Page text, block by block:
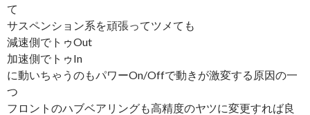
て
サスペンション系を頑張ってツメても
減速側でトゥOut
加速側でトゥIn
に動いちゃうのもパワーOn/Offで動きが激変する原因の一
つ
フロントのハブベアリングも高精度のヤツに変更すれば良